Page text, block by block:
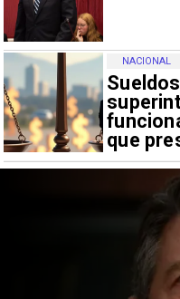
que
NACIONAL